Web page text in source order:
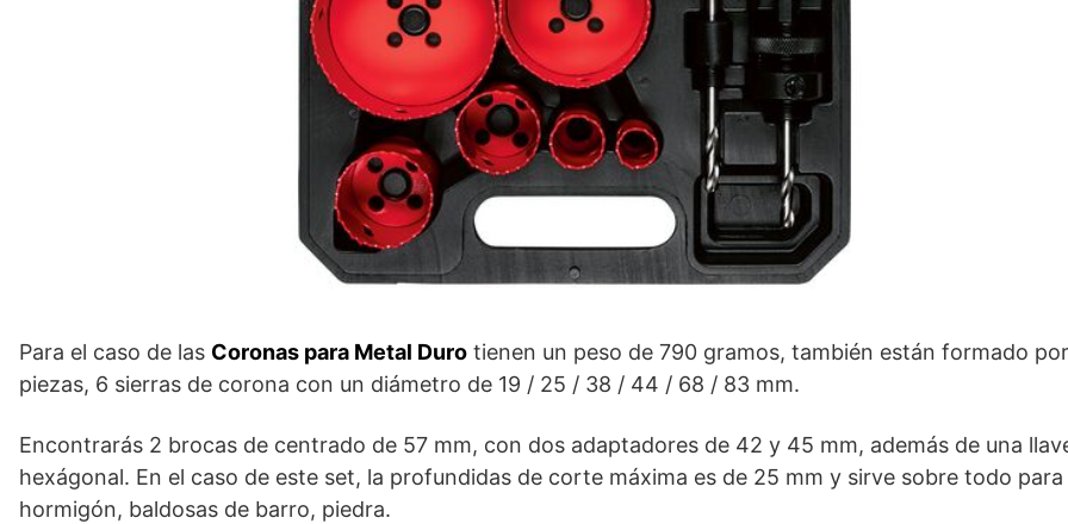
Para el caso de las Coronas para Metal Duro tienen un peso de 790 gramos, también están formado
piezas, 6 sierras de corona con un diámetro de 19 / 25 / 38 / 44 / 68 / 83 mm.
Encontrarás 2 brocas de centrado de 57 mm, con dos adaptadores de 42 y 45 mm, además de una
hexágonal. En el caso de este set, la profundidas de corte máxima es de 25 mm y sirve sobre todo para
hormigón, baldosas de barro, piedra.